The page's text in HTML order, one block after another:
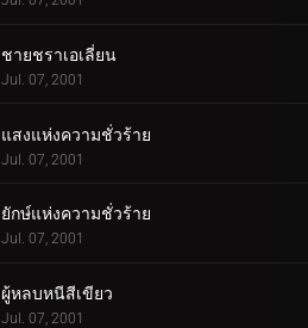
ชายชราเอเลี่ยน
Jul. 07, 2001
แสงแห่งความชั่วร้าย
Jul. 07, 2001
ยักษ์แห่งความชั่วร้าย
Jul. 07, 2001
ผู้หลบหนีสีเขียว
Jul. 07, 2001